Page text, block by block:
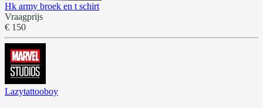
Hk army broek en t schirt
Vraagprijs
€ 150
Lazytattooboy